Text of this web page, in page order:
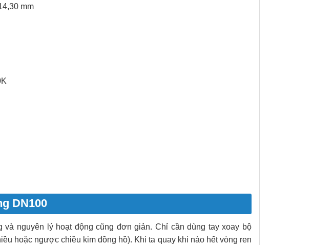
mm
DN100
nguyên lý hoạt động cũng đơn giản. Chỉ cần dùng tay xoay bộ
hoặc ngược chiều kim đồng hồ). Khi ta quay khi nào hết vòng ren